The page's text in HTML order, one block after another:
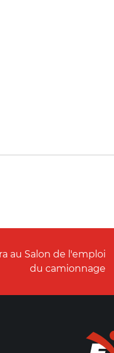
au Salon de l'emploi
du camionnage